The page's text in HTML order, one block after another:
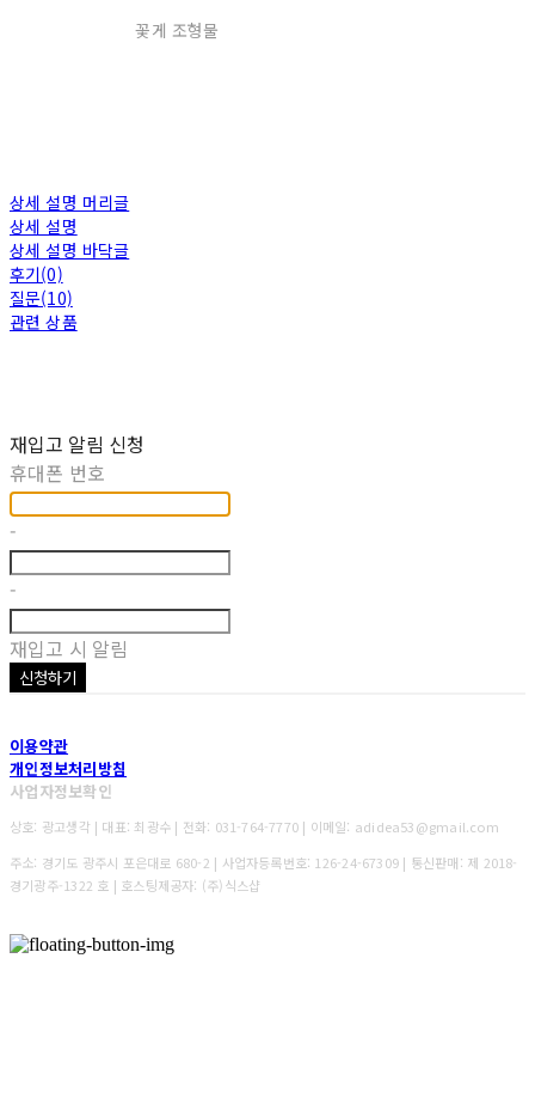
꽃게 조형물
상세 설명 머리글
상세 설명
상세 설명 바닥글
후기(0)
질문(10)
관련 상품
재입고 알림 신청
휴대폰 번호
-
-
재입고 시 알림
신청하기
이용약관
개인정보처리방침
사업자정보확인
상호: 광고생각 | 대표: 최광수 | 전화: 031-764-7770 | 이메일: adidea53@gmail.com
주소: 경기도 광주시 포은대로 680-2 | 사업자등록번호: 126-24-67309 | 통신판매: 제 2018-
경기광주-1322 호 | 호스팅제공자: (주)식스샵